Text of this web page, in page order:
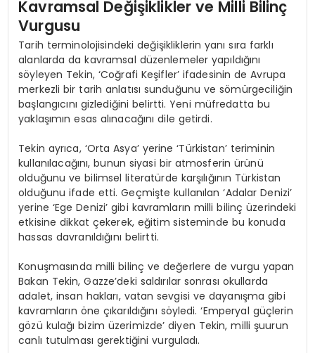
Kavramsal Değişiklikler ve Milli Bilinç
Vurgusu
Tarih terminolojisindeki değişikliklerin yanı sıra farklı
alanlarda da kavramsal düzenlemeler yapıldığını
söyleyen Tekin, ‘Coğrafi Keşifler’ ifadesinin de Avrupa
merkezli bir tarih anlatısı sunduğunu ve sömürgeciliğin
başlangıcını gizlediğini belirtti. Yeni müfredatta bu
yaklaşımın esas alınacağını dile getirdi.
Tekin ayrıca, ‘Orta Asya’ yerine ‘Türkistan’ teriminin
kullanılacağını, bunun siyasi bir atmosferin ürünü
olduğunu ve bilimsel literatürde karşılığının Türkistan
olduğunu ifade etti. Geçmişte kullanılan ‘Adalar Denizi’
yerine ‘Ege Denizi’ gibi kavramların milli bilinç üzerindeki
etkisine dikkat çekerek, eğitim sisteminde bu konuda
hassas davranıldığını belirtti.
Konuşmasında milli bilinç ve değerlere de vurgu yapan
Bakan Tekin, Gazze’deki saldırılar sonrası okullarda
adalet, insan hakları, vatan sevgisi ve dayanışma gibi
kavramların öne çıkarıldığını söyledi. ‘Emperyal güçlerin
gözü kulağı bizim üzerimizde’ diyen Tekin, milli şuurun
canlı tutulması gerektiğini vurguladı.